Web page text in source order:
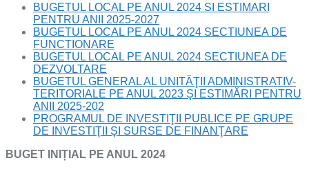
BUGETUL LOCAL PE ANUL 2024 SI ESTIMARI
PENTRU ANII 2025-2027
BUGETUL LOCAL PE ANUL 2024 SECTIUNEA DE
FUNCTIONARE
BUGETUL LOCAL PE ANUL 2024 SECTIUNEA DE
DEZVOLTARE
BUGETUL GENERAL AL UNITĂŢII ADMINISTRATIV-
TERITORIALE PE ANUL 2023 ŞI ESTIMĂRI PENTRU
ANII 2025-202
PROGRAMUL DE INVESTIŢII PUBLICE PE GRUPE
DE INVESTIŢII ŞI SURSE DE FINANŢARE
BUGET INIȚIAL PE ANUL 2024